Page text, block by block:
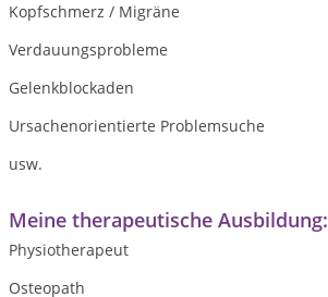
Kopfschmerz / Migräne
Verdauungsprobleme
Gelenkblockaden
Ursachenorientierte Problemsuche
usw.
Meine therapeutische Ausbildung:
Physiotherapeut
Osteopath